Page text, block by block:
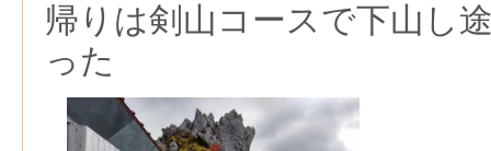
帰りは剣山コースで下山し
った